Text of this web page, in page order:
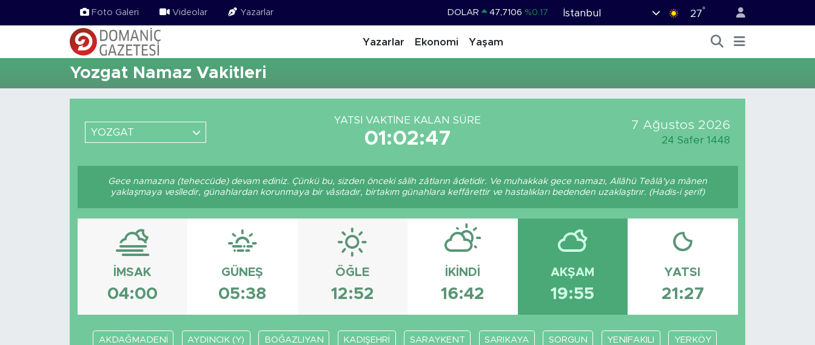
Foto Galeri Videolar Yazarlar DOLAR 47,7106 %0.17
STERLİN 64,4046 %0.35
BİST100 13.773 %-19
BITCOIN
İstanbul 27°
Yazarlar Ekonomi Yaşam
Yozgat Namaz Vakitleri
YOZGAT
YATSI VAKTINE KALAN SÜRE
01:02:47
7 Ağustos 2026
24 Safer 1448
Gece namazına (teheccüde) devam ediniz. Çünkü bu, sizden önceki sâlih zâtların âdetidir. Ve muhakkak gece namazı, Allâhü Teâlâ'ya mânen
yaklaşmaya vesîledir, günahlardan korunmaya bir vâsıtadır, birtakım günahlara keffârettir ve hastalıkları bedenden uzaklaştırır. (Hadis-i şerif)
İMSAK
04:00
GÜNEŞ
05:38
ÖĞLE
12:52
İKINDI
16:42
AKŞAM
19:55
YATSI
21:27
AKDAĞMADENİ AYDINCIK (Y) BOĞAZLIYAN KADIŞEHRİ SARAYKENT SARIKAYA SORGUN YENİFAKILI YERKÖY